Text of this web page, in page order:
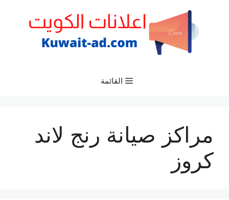
القائمة
مراكز صيانة رنج لاند
كروز